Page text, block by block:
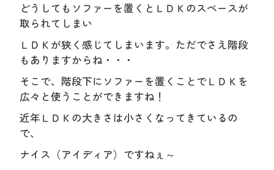
どうしてもソファーを置くとＬＤＫのスペースが
取られてしまい
ＬＤＫが狭く感じてしまいます。ただでさえ階段
もありますからね・・・
そこで、階段下にソファーを置くことでＬＤＫを
広々と使うことができますね！
近年ＬＤＫの大きさは小さくなってきているの
で、
ナイス（アイディア）ですねぇ～